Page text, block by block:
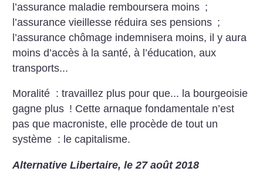
l’assurance maladie remboursera moins ;
l’assurance vieillesse réduira ses pensions ;
l’assurance chômage indemnisera moins, il y aura
moins d’accès à la santé, à l’éducation, aux
transports...
Moralité : travaillez plus pour que... la bourgeoisie
gagne plus ! Cette arnaque fondamentale n’est
pas que macroniste, elle procède de tout un
système : le capitalisme.
Alternative Libertaire, le 27 août 2018